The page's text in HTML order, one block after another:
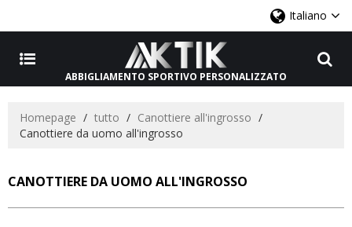
Italiano
ABBIGLIAMENTO SPORTIVO PERSONALIZZATO
Homepage / tutto / Canottiere all'ingrosso /
Canottiere da uomo all'ingrosso
CANOTTIERE DA UOMO ALL'INGROSSO